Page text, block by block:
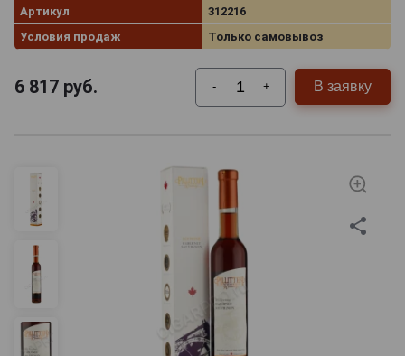
уважение к такому, казалось
бы, непримечательному
продукту, как кленовый
сироп — ежегодно в Канаде
проходит двадцать (а то и
больше) фестивалей
кленового сиропа. Как
правило, проходят эти
интересные мероприятия в
марте или апреле — как раз тогда, когда природа
Артикул
312216
Условия продаж
Только самовывоз
6 817 руб. - + В заявку